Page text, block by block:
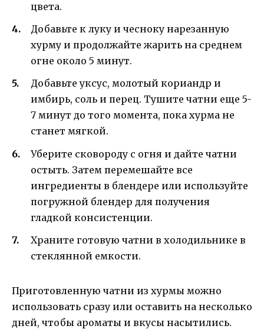
цвета.
Добавьте к луку и чесноку нарезанную
хурму и продолжайте жарить на среднем
огне около 5 минут.
Добавьте уксус, молотый кориандр и
имбирь, соль и перец. Тушите чатни еще 5-
7 минут до того момента, пока хурма не
станет мягкой.
Уберите сковороду с огня и дайте чатни
остыть. Затем перемешайте все
ингредиенты в блендере или используйте
погружной блендер для получения
гладкой консистенции.
Храните готовую чатни в холодильнике в
стеклянной емкости.
Приготовленную чатни из хурмы можно
использовать сразу или оставить на несколько
дней, чтобы ароматы и вкусы насытились.